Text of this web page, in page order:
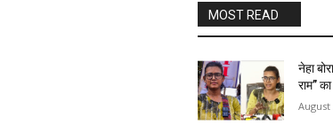
MOST READ
नेहा
राम”
August